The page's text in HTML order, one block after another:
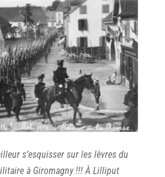
s’esquisser sur les lèvres du
à Giromagny !!! À Lilliput